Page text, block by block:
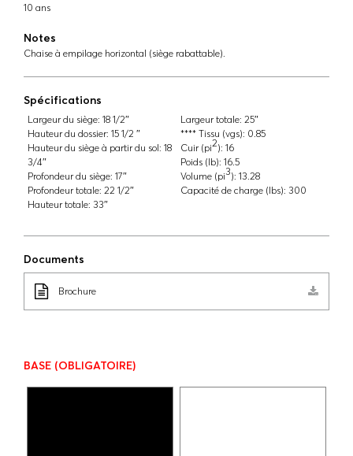
10 ans
Notes
Chaise à empilage horizontal (siège rabattable).
Spécifications
Largeur du siège: 18 1/2″
Hauteur du dossier: 15 1/2 ″
Hauteur du siège à partir du sol: 18
3/4″
Profondeur du siège: 17″
Profondeur totale: 22 1/2″
Hauteur totale: 33″
Largeur totale: 25″
**** Tissu (vgs): 0.85
Cuir (pi2): 16
Poids (lb): 16.5
Volume (pi3): 13.28
Capacité de charge (lbs): 300
Documents
Brochure
BASE (OBLIGATOIRE)